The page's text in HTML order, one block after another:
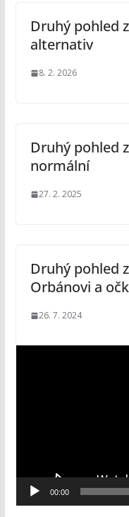
Druhý pohled
alternativ
8. 2. 2026
Druhý pohled
normální
27. 2. 2025
Druhý pohled
Orbánovi a
26. 7. 2024
e
00:00